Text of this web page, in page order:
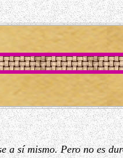
a sí mismo. Pero no es